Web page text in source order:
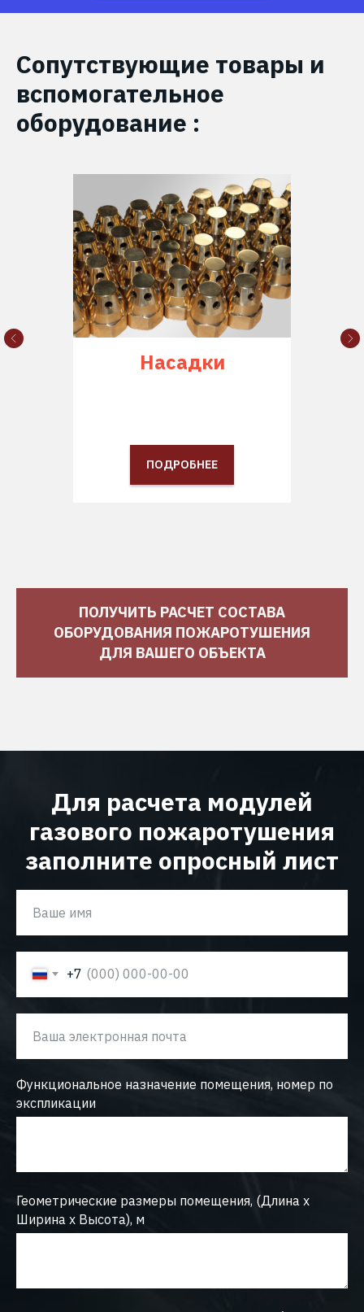
Сопутствующие товары и
вспомогательное
оборудование :
Насадки
ПОДРОБНЕЕ
ПОЛУЧИТЬ РАСЧЕТ СОСТАВА
ОБОРУДОВАНИЯ ПОЖАРОТУШЕНИЯ
ДЛЯ ВАШЕГО ОБЪЕКТА
Для расчета модулей
газового пожаротушения
заполните опросный лист
+7
Функциональное назначение помещения, номер по
экспликации
Геометрические размеры помещения, (Длина х
Ширина х Высота), м